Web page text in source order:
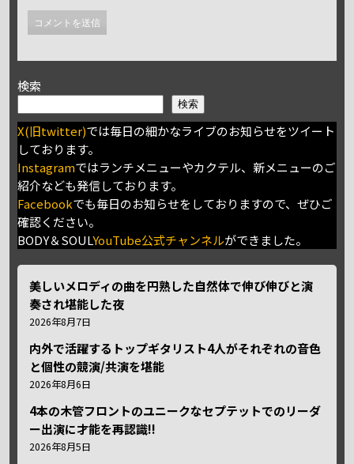
検索
検索
X(旧twitter)では毎日の細かなライブのお知らせをツイート
しております。
Instagramではランチメニューやカクテル、新メニューのご
紹介なども発信しております。
Facebookでも毎日のお知らせをしておりますので、ぜひご
確認ください。
BODY＆SOULYouTube公式チャンネルができました。
美しいメロディの曲を円熟した自然体で伸び伸びと演
奏され堪能した夜
2026年8月7日
内外で活躍するトップギタリスト4人がそれぞれの音色
と個性の競演/共演を堪能
2026年8月6日
4本の木管フロントのユニークなセプテットでのリーダ
ー出演に才能を再認識!!
2026年8月5日